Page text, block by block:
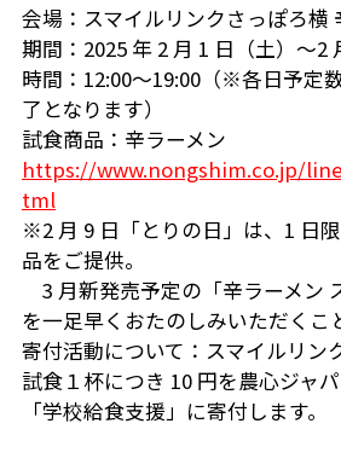
会場：スマイルリンクさっぽろ横
期間：2025 年 2 月 1 日（土）～2
時間：12:00～19:00（※各日予定
了となります）
試食商品：辛ラーメン
https://www.nongshim.co.jp/
tml
※2 月 9 日「とりの日」は、1 日
品をご提供。
3 月新発売予定の「辛ラーメン
を一足早くおたのしみいただくこ
寄付活動について：スマイルリン
試食１杯につき 10 円を農心ジャ
「学校給食支援」に寄付します。